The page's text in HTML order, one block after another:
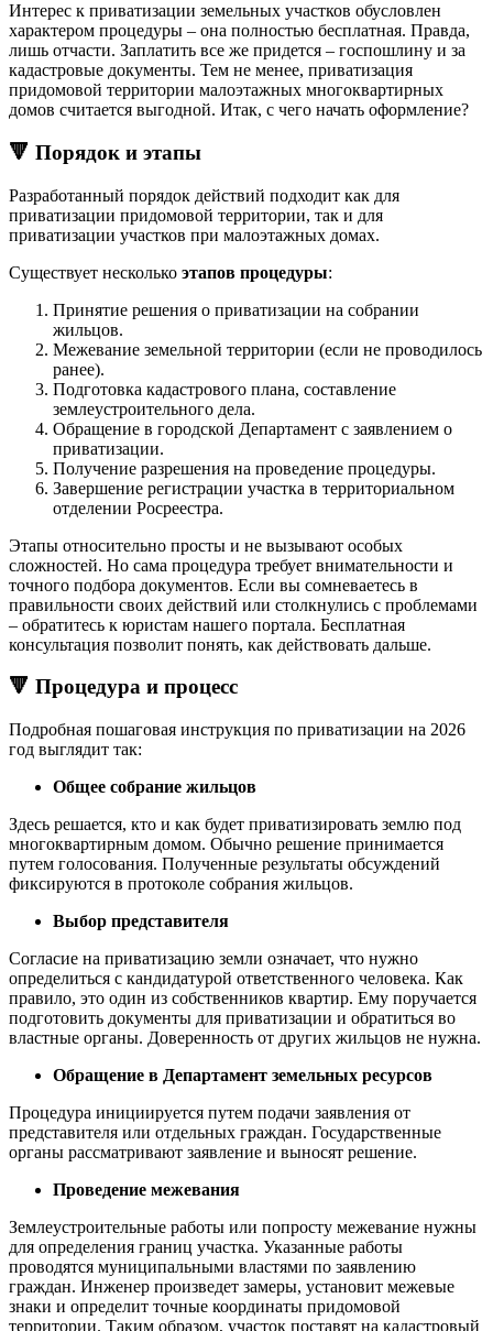
Интерес к приватизации земельных участков обусловлен
характером процедуры – она полностью бесплатная. Правда,
лишь отчасти. Заплатить все же придется – госпошлину и за
кадастровые документы. Тем не менее, приватизация
придомовой территории малоэтажных многоквартирных
домов считается выгодной. Итак, с чего начать оформление?
🔻 Порядок и этапы
Разработанный порядок действий подходит как для
приватизации придомовой территории, так и для
приватизации участков при малоэтажных домах.
Существует несколько этапов процедуры:
Принятие решения о приватизации на собрании
жильцов.
Межевание земельной территории (если не проводилось
ранее).
Подготовка кадастрового плана, составление
землеустроительного дела.
Обращение в городской Департамент с заявлением о
приватизации.
Получение разрешения на проведение процедуры.
Завершение регистрации участка в территориальном
отделении Росреестра.
Этапы относительно просты и не вызывают особых
сложностей. Но сама процедура требует внимательности и
точного подбора документов. Если вы сомневаетесь в
правильности своих действий или столкнулись с проблемами
– обратитесь к юристам нашего портала. Бесплатная
консультация позволит понять, как действовать дальше.
🔻 Процедура и процесс
Подробная пошаговая инструкция по приватизации на 2026
год выглядит так:
Общее собрание жильцов
Здесь решается, кто и как будет приватизировать землю под
многоквартирным домом. Обычно решение принимается
путем голосования. Полученные результаты обсуждений
фиксируются в протоколе собрания жильцов.
Выбор представителя
Согласие на приватизацию земли означает, что нужно
определиться с кандидатурой ответственного человека. Как
правило, это один из собственников квартир. Ему поручается
подготовить документы для приватизации и обратиться во
властные органы. Доверенность от других жильцов не нужна.
Обращение в Департамент земельных ресурсов
Процедура инициируется путем подачи заявления от
представителя или отдельных граждан. Государственные
органы рассматривают заявление и выносят решение.
Проведение межевания
Землеустроительные работы или попросту межевание нужны
для определения границ участка. Указанные работы
проводятся муниципальными властями по заявлению
граждан. Инженер произведет замеры, установит межевые
знаки и определит точные координаты придомовой
территории. Таким образом, участок поставят на кадастровый